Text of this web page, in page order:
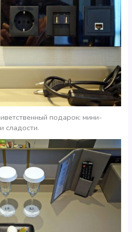
подарок: мини-
сладости.